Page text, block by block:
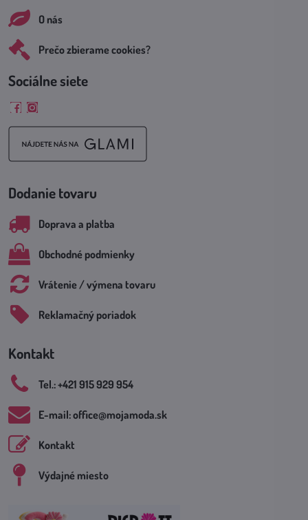
O nás
Prečo zbierame cookies?
Sociálne siete
FacebookInstagram
Dodanie tovaru
Doprava a platba
Obchodné podmienky
Vrátenie / výmena tovaru
Reklamačný poriadok
Kontakt
Tel​.: +421 915 929 954
E-mail: office​@mojamoda​.sk
Kontakt
Výdajné miesto